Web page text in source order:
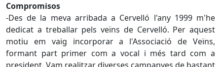
Compromisos
-Des de la meva arribada a Cervelló l'any 1999 m'he
dedicat a treballar pels veïns de Cervelló. Per aquest
motiu em vaig incorporar a l'Associació de Veïns,
formant part primer com a vocal i més tard com a